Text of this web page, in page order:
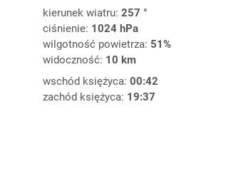
kierunek wiatru: 257 °
ciśnienie: 1024 hPa
wilgotność powietrza: 51%
widoczność: 10 km
wschód księżyca: 00:42
zachód księżyca: 19:37